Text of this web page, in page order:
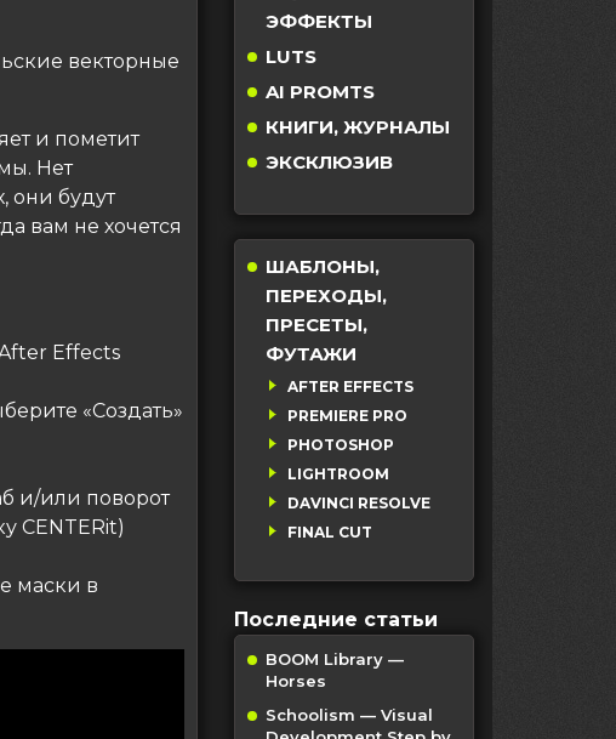
векторные
и пометит
Нет
они будут
вам не хочется
Effects
«Создать»
и/или поворот
CENTERit)
маски в
ЭФФЕКТЫ
LUTS
AI PROMTS
КНИГИ, ЖУРНАЛЫ
ЭКСКЛЮЗИВ
ШАБЛОНЫ,
ПЕРЕХОДЫ,
ПРЕСЕТЫ,
ФУТАЖИ
AFTER EFFECTS
PREMIERE PRO
PHOTOSHOP
LIGHTROOM
DAVINCI RESOLVE
FINAL CUT
Последние статьи
BOOM Library —
Horses
Schoolism — Visual